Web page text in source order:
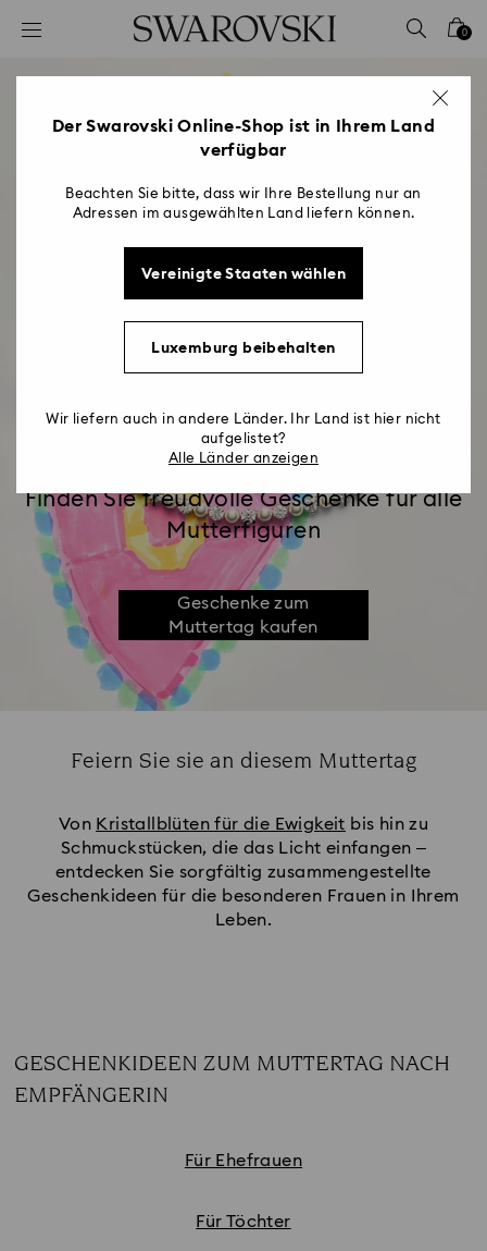
Liste Tastaturkürzel
2 - Footer
0
Geschenkideen zum
Muttertag
Finden Sie freudvolle Geschenke für alle
Mutterfiguren
Geschenke zum
Muttertag kaufen
Feiern Sie sie an diesem Muttertag
Von Kristallblüten für die Ewigkeit bis hin zu
Schmuckstücken, die das Licht einfangen –
entdecken Sie sorgfältig zusammengestellte
Geschenkideen für die besonderen Frauen in Ihrem
Leben.
GESCHENKIDEEN ZUM MUTTERTAG NACH
EMPFÄNGERIN
Für Ehefrauen
Für Töchter
Der Swarovski Online-Shop ist in Ihrem Land
verfügbar
Beachten Sie bitte, dass wir Ihre Bestellung nur an
Adressen im ausgewählten Land liefern können.
Vereinigte Staaten wählen
Luxemburg beibehalten
Wir liefern auch in andere Länder. Ihr Land ist hier nicht
aufgelistet?
Alle Länder anzeigen